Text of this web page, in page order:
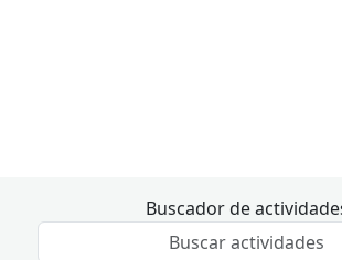
Buscador de